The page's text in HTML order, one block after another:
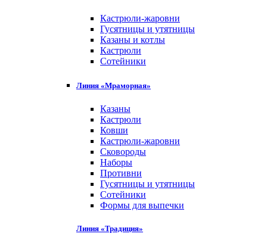
Кастрюли-жаровни
Гусятницы и утятницы
Казаны и котлы
Кастрюли
Сотейники
Линия «Мраморная»
Казаны
Кастрюли
Ковши
Кастрюли-жаровни
Сковороды
Наборы
Противни
Гусятницы и утятницы
Сотейники
Формы для выпечки
Линия «Традиция»